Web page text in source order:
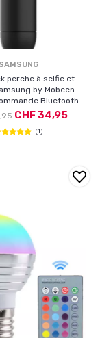
SAMSUNG
perche à selfie et
by Mobeen
Bluetooth
CHF 34,95
(1)